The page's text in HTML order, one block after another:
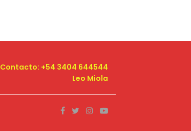
Contacto: +54 3404 644544
Leo Miola